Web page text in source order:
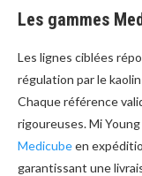
Les gammes
Les lignes ciblées
régulation par le
Chaque référence
rigoureuses. Mi
Medicubeen
garantissant une